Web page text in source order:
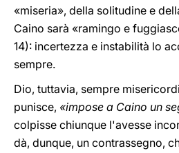
«miseria», della solitudine e
Caino sarà «ramingo e
14): incertezza e instabilità lo
sempre.
Dio, tuttavia, sempre
punisce, «impose a Caino un
colpisse chiunque l'avesse
dà, dunque, un contrassegno,